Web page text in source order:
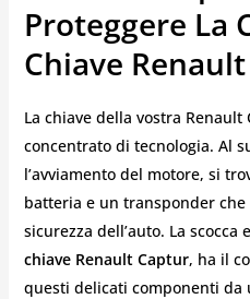
Proteggere La
Chiave
La chiave della vostra
concentrato di tecnologia. Al
l’avviamento del motore, si
batteria e un transponder
sicurezza dell’auto. La scocca
chiave Renault Captur, ha il
questi delicati componenti